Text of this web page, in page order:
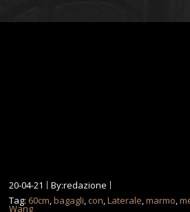
20-04-21
By:redazione
Tag: 60cm,bagagli, con,Laterale,marmo,
Wang